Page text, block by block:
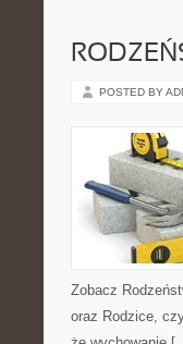
POSTED BY
Zobacz
oraz Rodzice,